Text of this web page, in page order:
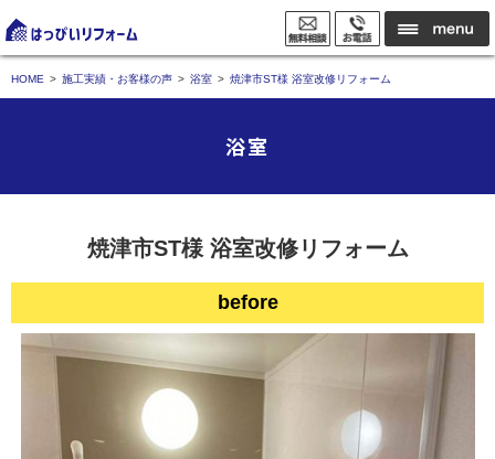
HOME 施工実績・お客様の声 浴室 焼津市ST様 浴室改修リフォーム
浴室
焼津市ST様 浴室改修リフォーム
before